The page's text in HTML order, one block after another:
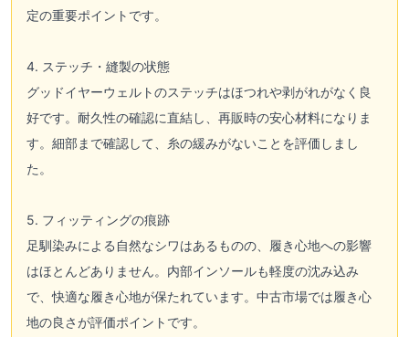
定の重要ポイントです。
4. ステッチ・縫製の状態
グッドイヤーウェルトのステッチはほつれや剥がれがなく良
好です。耐久性の確認に直結し、再販時の安心材料になりま
す。細部まで確認して、糸の緩みがないことを評価しまし
た。
5. フィッティングの痕跡
足馴染みによる自然なシワはあるものの、履き心地への影響
はほとんどありません。内部インソールも軽度の沈み込み
で、快適な履き心地が保たれています。中古市場では履き心
地の良さが評価ポイントです。